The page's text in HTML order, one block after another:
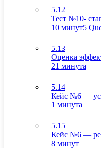
5.12
Тест №10-
10 минут5
5.13
Оценка
21 минута
5.14
Кейс №6 —
1 минута
5.15
Кейс №6 —
8 минут